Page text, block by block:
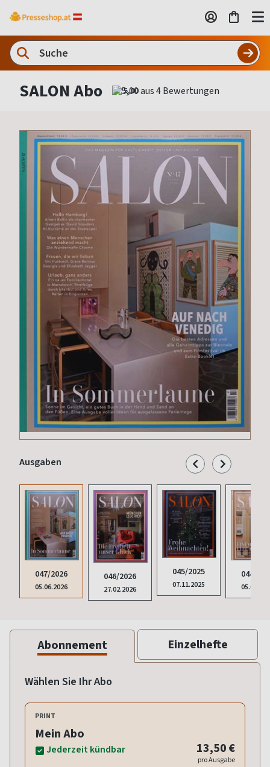
SALON Abo 5,00
Ausgaben
047/2026
05.06.2026
046/2026
27.02.2026
045/2025
07.11.2025
044/
Abonnement Einzelhefte
Wählen Sie Ihr Abo
PRINT
Mein Abo
Jederzeit kündbar 13,50 €
pro Ausgabe